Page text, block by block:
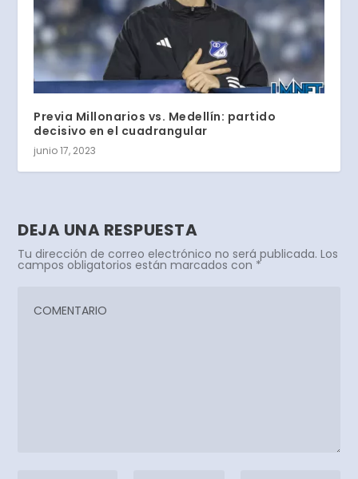
Previa Millonarios vs. Medellín: partido
decisivo en el cuadrangular
junio 17, 2023
DEJA UNA RESPUESTA
Tu dirección de correo electrónico no será publicada. Los
campos obligatorios están marcados con *